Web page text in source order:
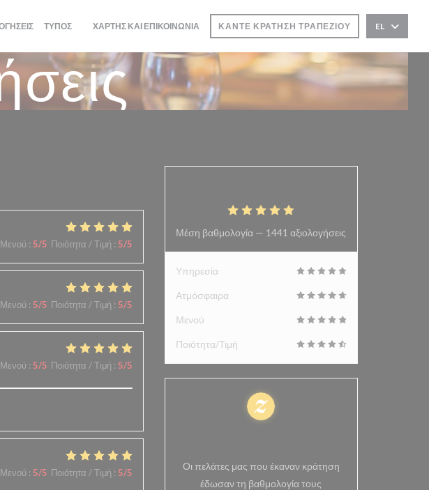
ΤΎΠΟΣ
((ΑΝΟΊΓΕΙ ΣΕ ΝΈΟ ΠΑΡΆΘΥΡΟ))
ΧΆΡΤΗΣ ΚΑΙ ΕΠΙΚΟΙΝΩΝΊΑ ΚΆΝΤΕ ΚΡΆΤΗΣΗ ΤΡΑΠΕΖΙΟΎ EL
Μενού : 5/5 Ποιότητα / Τιμή : 5/5
Μενού : 5/5 Ποιότητα / Τιμή : 5/5
Μενού : 5/5 Ποιότητα / Τιμή : 5/5
Μενού : 5/5 Ποιότητα / Τιμή : 5/5
Μέση βαθμολογία — 1441 αξιολογήσεις
Υπηρεσία
Ατμόσφαιρα
Μενού
Ποιότητα/Τιμή
Οι πελάτες μας που έκαναν κράτηση
έδωσαν τη βαθμολογία τους